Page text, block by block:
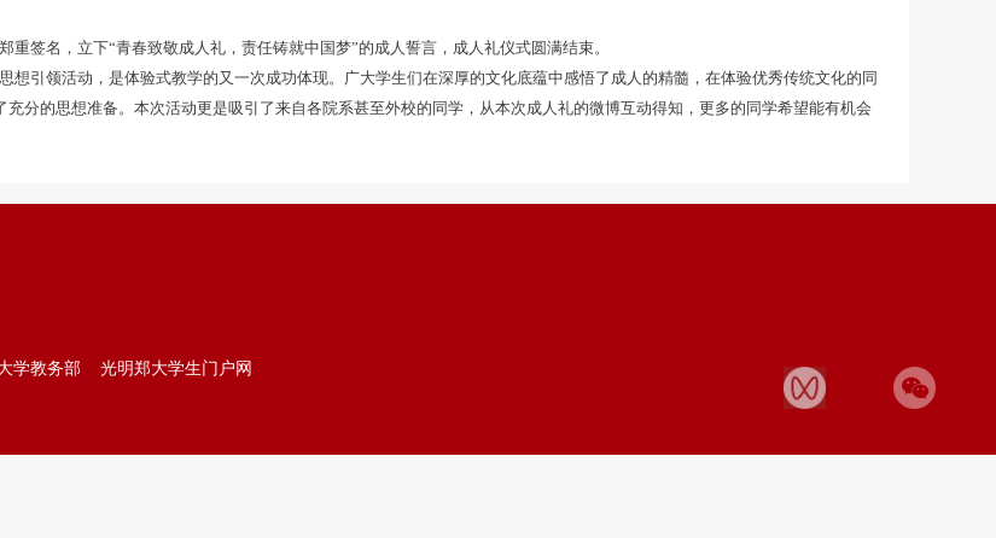
签名，立下“青春致敬成人礼，责任铸就中国梦”的成人誓言，成人礼仪式圆满结束。
引领活动，是体验式教学的又一次成功体现。广大学生们在深厚的文化底蕴中感悟了成人的精髓，在体验优秀传统文化的同
分的思想准备。本次活动更是吸引了来自各院系甚至外校的同学，从本次成人礼的微博互动得知，更多的同学希望能有机会
学教务部 光明郑大学生门户网